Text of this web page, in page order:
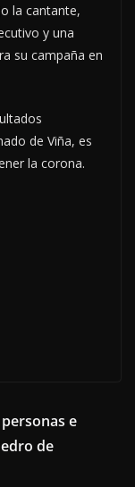
la cantante,
y una
su campaña en
de Viña, es
la corona.
e
de